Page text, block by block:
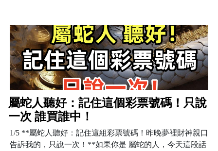
屬蛇人聽好：記住這個彩票號碼！只說
一次 誰買誰中！
1/5 **屬蛇人聽好：記住這組彩票號碼！昨晚夢裡財神親口
告訴我的，只說一次！**如果你是 屬蛇的人，今天這段話